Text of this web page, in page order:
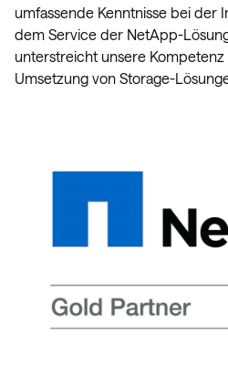
umfassende Kenntnisse bei der
dem Service der NetApp-
unterstreicht unsere
Umsetzung von Storage-